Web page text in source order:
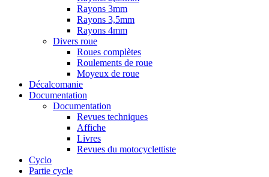
Rayons 3mm
Rayons 3,5mm
Rayons 4mm
Divers roue
Roues complètes
Roulements de roue
Moyeux de roue
Décalcomanie
Documentation
Documentation
Revues techniques
Affiche
Livres
Revues du motocyclettiste
Cyclo
Partie cycle